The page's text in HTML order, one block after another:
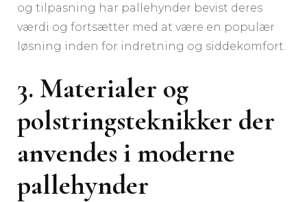
og tilpasning har pallehynder bevist deres
værdi og fortsætter med at være en populær
løsning inden for indretning og siddekomfort.
3. Materialer og
polstringsteknikker der
anvendes i moderne
pallehynder